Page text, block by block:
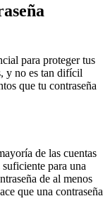
para proteger tus
y no es tan difícil
que tu contraseña
de las cuentas
para una
de al menos
que una contraseña